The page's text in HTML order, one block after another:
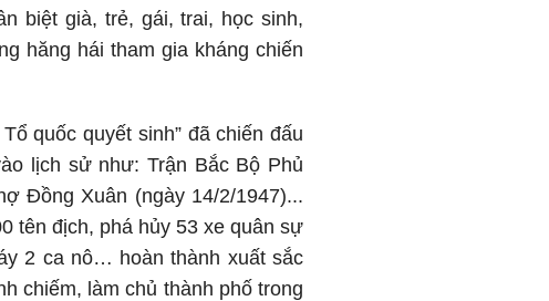
biệt già, trẻ, gái, trai, học sinh,
hăng hái tham gia kháng chiến
quốc quyết sinh” đã chiến đấu
lịch sử như: Trận Bắc Bộ Phủ
Đồng Xuân (ngày 14/2/1947)...
tên địch, phá hủy 53 xe quân sự
2 ca nô… hoàn thành xuất sắc
chiếm, làm chủ thành phố trong